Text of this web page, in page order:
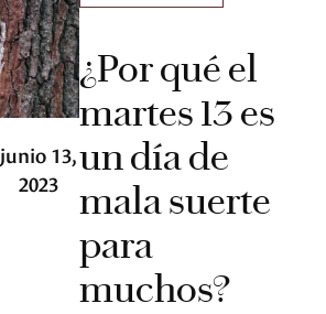
junio 13,
2023
¿Por qué el
martes 13 es
un día de
mala suerte
para
muchos?